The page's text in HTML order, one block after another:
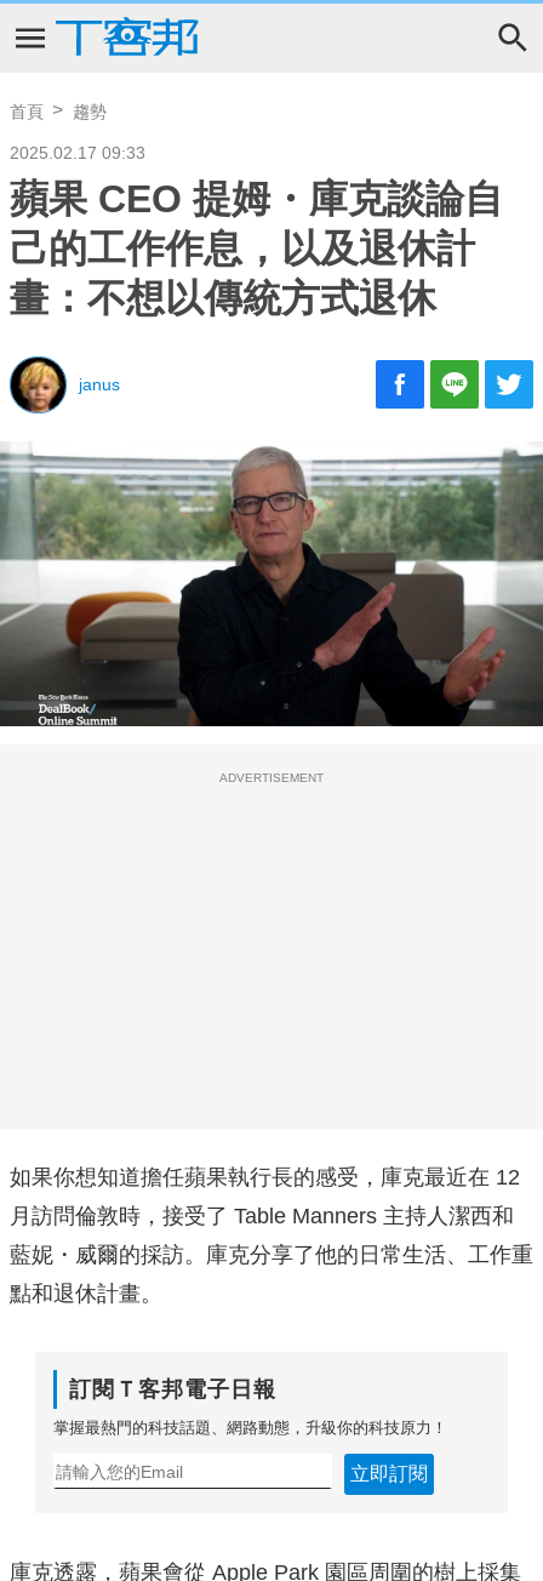
首頁 趨勢
2025.02.17 09:33
蘋果 CEO 提姆・庫克談論自
己的工作作息，以及退休計
畫：不想以傳統方式退休
janus
ADVERTISEMENT
如果你想知道擔任蘋果執行長的感受，庫克最近在 12
月訪問倫敦時，接受了 Table Manners 主持人潔西和
藍妮・威爾的採訪。庫克分享了他的日常生活、工作重
點和退休計畫。
訂閱Ｔ客邦電子日報
掌握最熱門的科技話題、網路動態，升級你的科技原力！
立即訂閱
庫克透露，蘋果會從 Apple Park 園區周圍的樹上採集